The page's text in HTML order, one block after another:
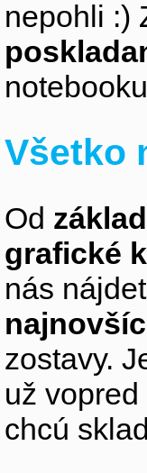
nepohli :)
Všetko
Od
grafické
nás
zostavy.
už
chcú